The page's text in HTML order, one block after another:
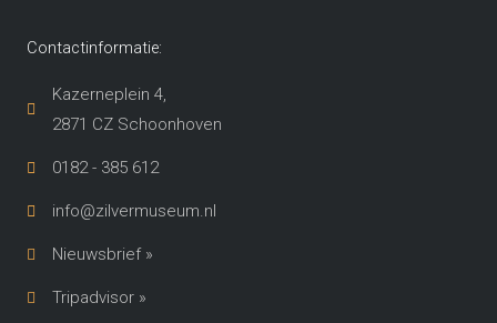
Contactinformatie:
Kazerneplein 4,
2871 CZ Schoonhoven​
0182 - 385 612
info@zilvermuseum.nl
Nieuwsbrief »
Tripadvisor »